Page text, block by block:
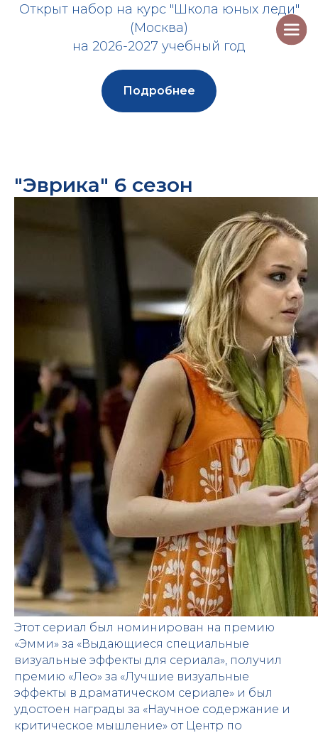
Открыт набор на курс "Школа юных леди"
(Москва)
на 2026-2027 учебный год
Подробнее
"Эврика" 6 сезон
Этот сериал был номинирован на премию
«Эмми» за «Выдающиеся специальные
визуальные эффекты для сериала», получил
премию «Лео» за «Лучшие визуальные
эффекты в драматическом сериале» и был
удостоен награды за «Научное содержание и
критическое мышление» от Центр по